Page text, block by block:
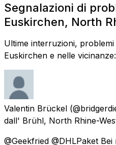
Segnalazioni di
Euskirchen, North
Ultime interruzioni,
Euskirchen e nelle vicinanze:
Valentin Brückel
dall' Brühl, North Rhine-
@Geekfried @DHLPaket